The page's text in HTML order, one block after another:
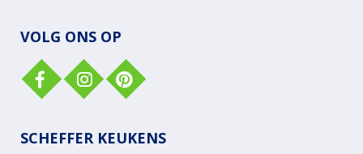
VOLG ONS OP
SCHEFFER KEUKENS